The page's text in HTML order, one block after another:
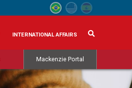
INTERNATIONAL AFFAIRS
Mackenzie Portal